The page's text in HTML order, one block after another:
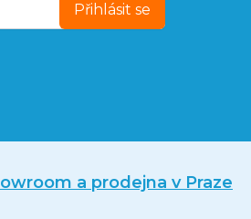
Přihlásit se
a prodejna v Praze